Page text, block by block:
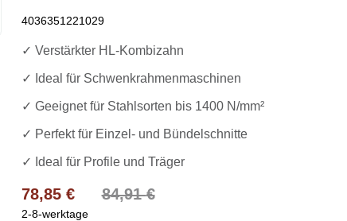
4036351221029
✓ Verstärkter HL-Kombizahn
✓ Ideal für Schwenkrahmenmaschinen
✓ Geeignet für Stahlsorten bis 1400 N/mm²
✓ Perfekt für Einzel- und Bündelschnitte
✓ Ideal für Profile und Träger
84,91€
Ursprünglicher Preis war: 84,91 €
78,85 €
Aktueller Preis ist: 78,85 €.
2-8-werktage